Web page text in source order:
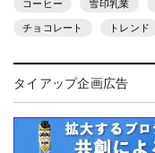
コーヒー 雪印乳業
チョコレート トレンド
タイアップ企画広告